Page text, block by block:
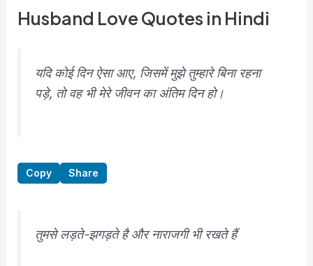
Husband Love Quotes in Hindi
यदि कोई दिन ऐसा आए, जिसमें मुझे तुम्हारे बिना रहना
पड़े, तो वह भी मेरे जीवन का अंतिम दिन हो।
Copy Share
तुमसे लड़ते-झगड़ते है और नाराजगी भी रखते हैं